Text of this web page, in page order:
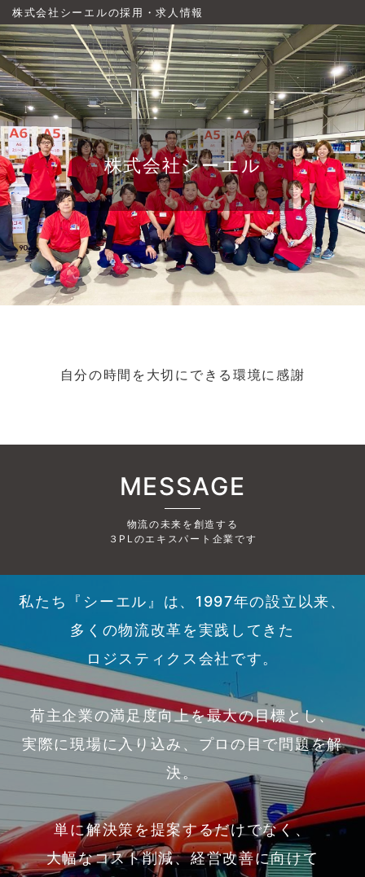
株式会社シーエルの採用・求人情報
株式会社シーエル
自分の時間を大切にできる環境に感謝
MESSAGE
物流の未来を創造する
３PLのエキスパート企業です
私たち『シーエル』は、1997年の設立以来、
多くの物流改革を実践してきた
ロジスティクス会社です。
荷主企業の満足度向上を最大の目標とし、
実際に現場に入り込み、プロの目で問題を解
決。
単に解決策を提案するだけでなく、
大幅なコスト削減、経営改善に向けて